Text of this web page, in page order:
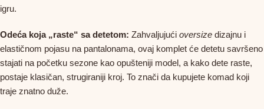
igru.
Odeća koja „raste“ sa detetom: Zahvaljujući oversize dizajnu i
elastičnom pojasu na pantalonama, ovaj komplet će detetu savršeno
stajati na početku sezone kao opušteniji model, a kako dete raste,
postaje klasičan, strugiraniji kroj. To znači da kupujete komad koji
traje znatno duže.